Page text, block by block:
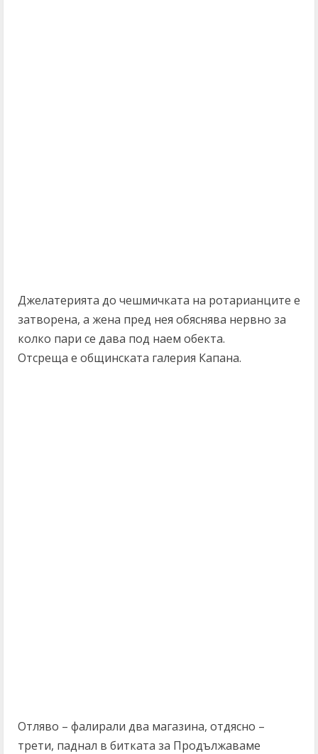
Джелатерията до чешмичката на ротарианците е
затворена, а жена пред нея обяснява нервно за
колко пари се дава под наем обекта.
Отсреща е общинската галерия Капана.
Отляво – фалирали два магазина, отдясно –
трети, паднал в битката за Продължаваме